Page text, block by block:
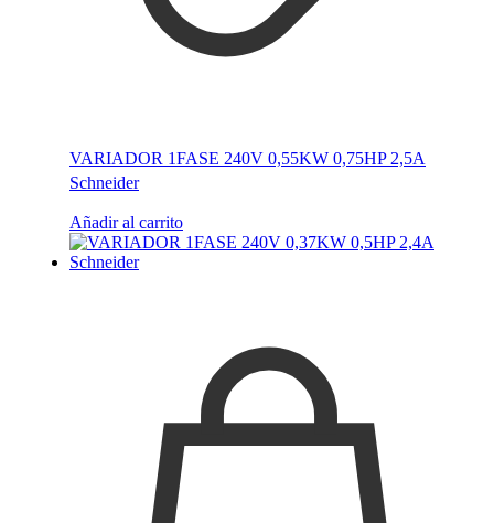
VARIADOR 1FASE 240V 0,55KW 0,75HP 2,5A
Schneider
Añadir al carrito